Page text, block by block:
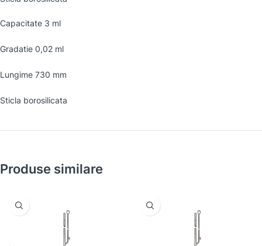
Capacitate 3 ml
Gradatie 0,02 ml
Lungime 730 mm
Sticla borosilicata
Produse similare